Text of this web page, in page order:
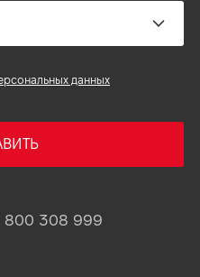
данных
800 308 999